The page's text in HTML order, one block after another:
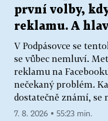
první volby,
reklamu. A
V Podpásovce se
se vůbec nemluví.
reklamu na
nečekaný problém.
dostatečně známí, se
7. 8. 2026 ▪ 55:23 min.